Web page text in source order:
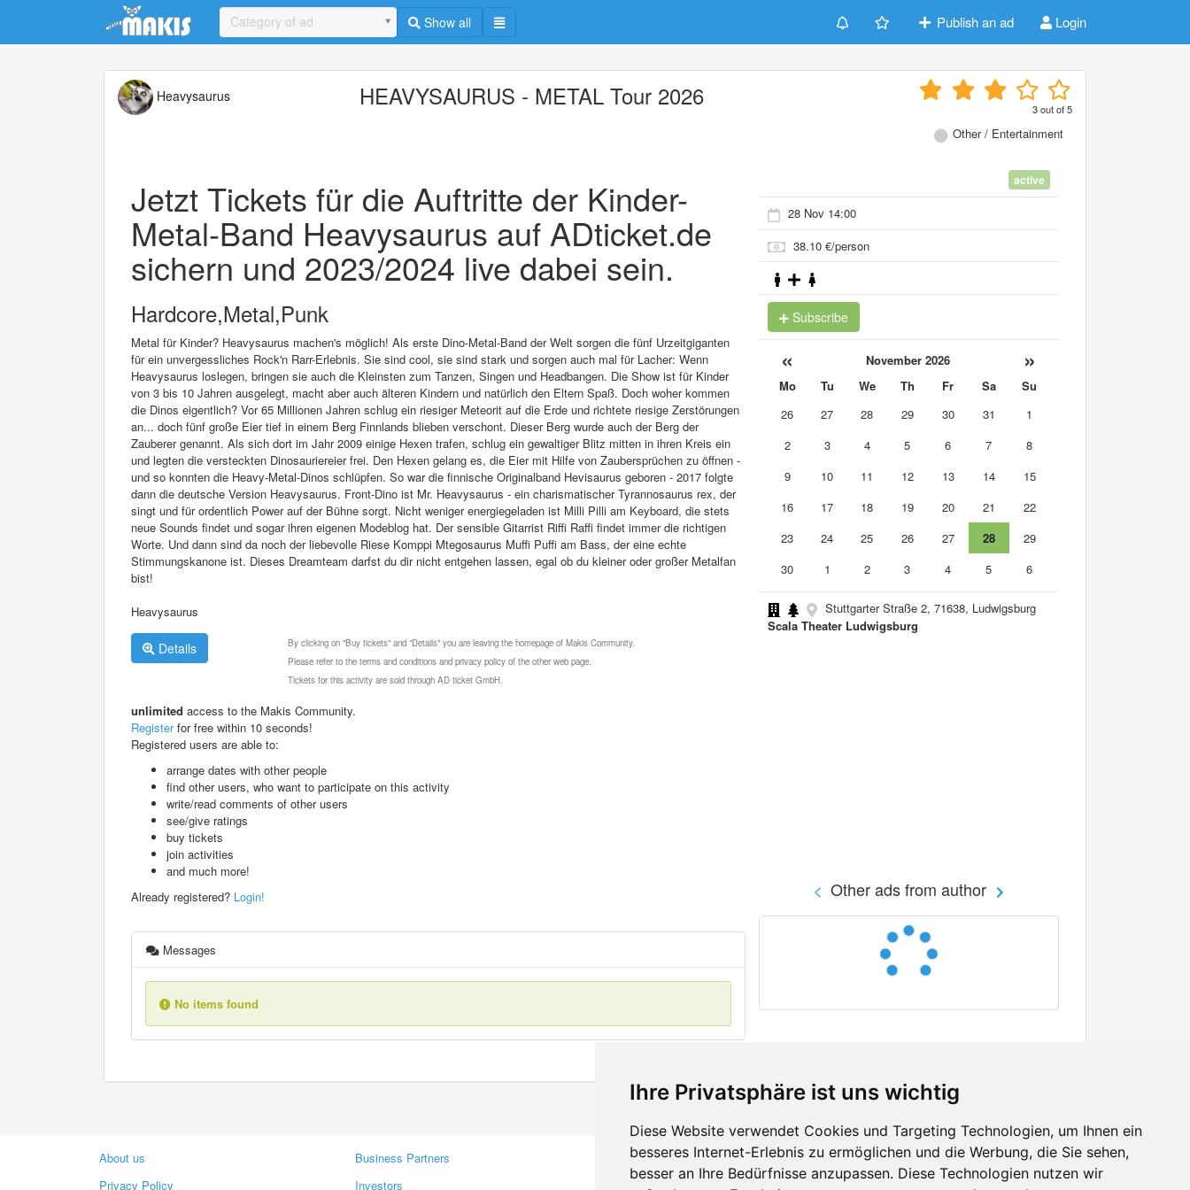
Ihre Privatsphäre ist uns wichtig
Diese Website verwendet Cookies und Targeting Technologien, um Ihnen ein
besseres Internet-Erlebnis zu ermöglichen und die Werbung, die Sie sehen,
besser an Ihre Bedürfnisse anzupassen. Diese Technologien nutzen wir
Update cookies preferences
Category of ad Show all Publish an ad Login
Heavysaurus HEAVYSAURUS - METAL Tour 2026 3out of5
Other / Entertainment
Jetzt Tickets für die Auftritte der Kinder-
Metal-Band Heavysaurus auf ADticket.de
sichern und 2023/2024 live dabei sein.
Hardcore,Metal,Punk
Metal für Kinder? Heavysaurus machen's möglich! Als erste Dino-Metal-Band der Welt sorgen die fünf Urzeitgiganten
für ein unvergessliches Rock'n Rarr-Erlebnis. Sie sind cool, sie sind stark und sorgen auch mal für Lacher: Wenn
Heavysaurus loslegen, bringen sie auch die Kleinsten zum Tanzen, Singen und Headbangen. Die Show ist für Kinder
von 3 bis 10 Jahren ausgelegt, macht aber auch älteren Kindern und natürlich den Eltern Spaß. Doch woher kommen
die Dinos eigentlich? Vor 65 Millionen Jahren schlug ein riesiger Meteorit auf die Erde und richtete riesige Zerstörungen
an... doch fünf große Eier tief in einem Berg Finnlands blieben verschont. Dieser Berg wurde auch der Berg der
Zauberer genannt. Als sich dort im Jahr 2009 einige Hexen trafen, schlug ein gewaltiger Blitz mitten in ihren Kreis ein
und legten die versteckten Dinosauriereier frei. Den Hexen gelang es, die Eier mit Hilfe von Zaubersprüchen zu öffnen -
und so konnten die Heavy-Metal-Dinos schlüpfen. So war die finnische Originalband Hevisaurus geboren - 2017 folgte
dann die deutsche Version Heavysaurus. Front-Dino ist Mr. Heavysaurus - ein charismatischer Tyrannosaurus rex, der
singt und für ordentlich Power auf der Bühne sorgt. Nicht weniger energiegeladen ist Milli Pilli am Keyboard, die stets
neue Sounds findet und sogar ihren eigenen Modeblog hat. Der sensible Gitarrist Riffi Raffi findet immer die richtigen
Worte. Und dann sind da noch der liebevolle Riese Komppi Mtegosaurus Muffi Puffi am Bass, der eine echte
Stimmungskanone ist. Dieses Dreamteam darfst du dir nicht entgehen lassen, egal ob du kleiner oder großer Metalfan
bist!
Heavysaurus
Details
By clicking on "Buy tickets" and "Details" you are leaving the homepage of Makis Community.
Please refer to the terms and conditions and privacy policy of the other web page.
Tickets for this activity are sold through AD ticket GmbH.
unlimited access to the Makis Community.
Registerfor free within 10 seconds!
Registered users are able to:
arrange dates with other people
find other users, who want to participate on this activity
write/read comments of other users
see/give ratings
buy tickets
join activities
and much more!
Already registered? Login!
Messages
No items found
active
28 Nov 14:00
38.10 €/person
Subscribe
« November 2026 »
Mo Tu We Th Fr Sa
Su
26
27 28 29 30 31
1
2
3 4 5 6 7
8
9
10 11 12 13 14
15
16
17 18 19 20 21
22
23
24 25 26 27 28
29
30
1 2 3 4 5 6
Stuttgarter Straße 2, 71638, Ludwigsburg
Scala Theater Ludwigsburg
Other ads from author
About us
Privacy Policy
Business Partners
Investors
Contacts
Feedback
Facebook
Twitter